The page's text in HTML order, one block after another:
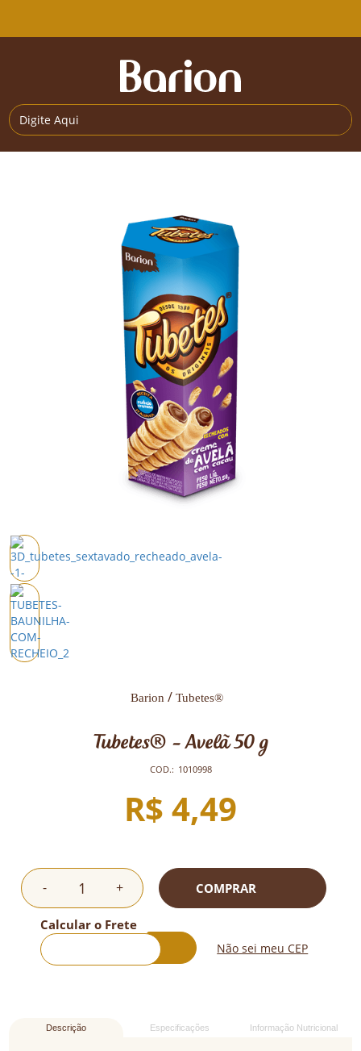
Barion Tubetes®
Tubetes® - Avelã 50 g
COD.: 1010998
R$ 4,49
- + COMPRAR
Calcular o Frete
Não sei meu CEP
Descrição Especificações Informação Nutricional